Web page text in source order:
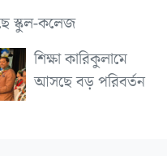
স্কুল-কলেজ
শিক্ষা কারিকুলামে
আসছে বড় পরিবর্তন